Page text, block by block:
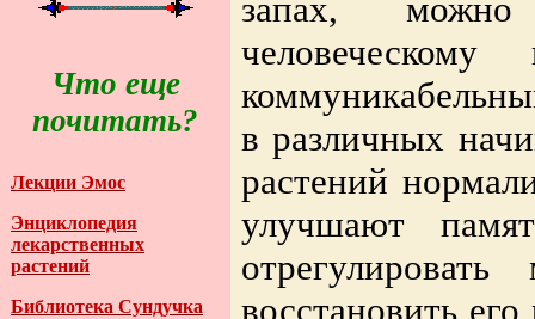
Что еще
почитать?
Лекции Эмос
Энциклопедия
лекарственных
растений
Библиотека Сундучка
запах, можно
человеческому
в различных
растений
улучшают
восстановить